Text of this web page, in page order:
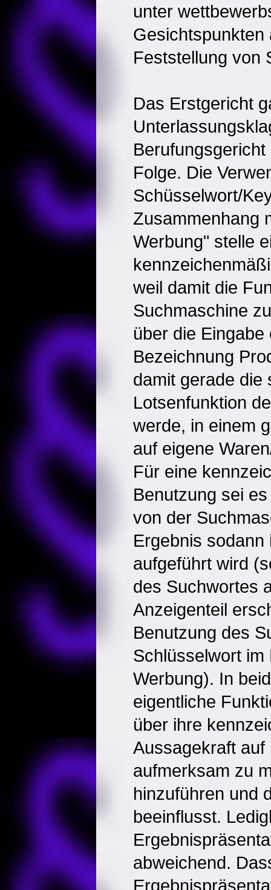
unter
Gesichtspunkten
Feststellung von
Das Erstgericht
Folge. Die
Schüsselwort/
Zusammenhang
Werbung" stelle
weil damit die
Suchmaschine
über die
Bezeichnung
damit gerade die
Lotsenfunktion
werde, in einem
auf eigene
Für eine
Benutzung sei
von der
Ergebnis sodann
aufgeführt wird
des Suchwortes
Anzeigenteil
Benutzung des
Schlüsselwort im
Werbung). In
eigentliche
über ihre
Aussagekraft
aufmerksam zu
hinzuführen und
beeinflusst.
abweichend.